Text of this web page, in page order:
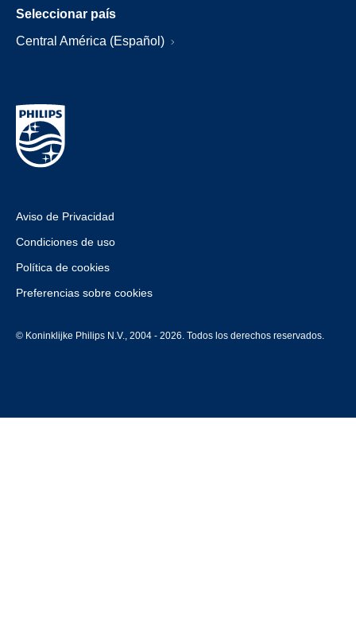
Seleccionar país
Central América (Español)
Aviso de Privacidad
Condiciones de uso
Política de cookies
Preferencias sobre cookies
© Koninklijke Philips N.V., 2004 - 2026. Todos los derechos reservados.